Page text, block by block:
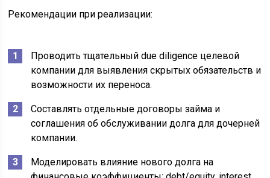
Рекомендации при реализации:
Проводить тщательный due diligence целевой
компании для выявления скрытых обязательств и
возможности их переноса.
Составлять отдельные договоры займа и
соглашения об обслуживании долга для дочерней
компании.
Моделировать влияние нового долга на